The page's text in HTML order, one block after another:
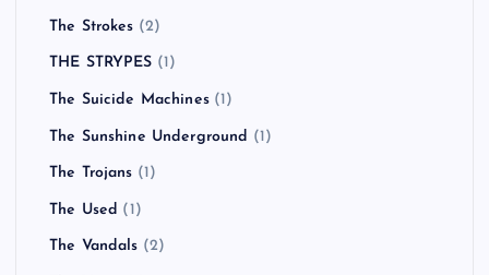
The Strokes (2)
THE STRYPES (1)
The Suicide Machines(1)
The Sunshine Underground (1)
The Trojans (1)
The Used (1)
The Vandals (2)